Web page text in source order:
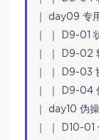
｜ day09 专
｜ ｜ D9-01
｜ ｜ D9-02
｜ ｜ D9-03
｜ ｜ D9-04
｜ day10 伪
｜ ｜ D10-